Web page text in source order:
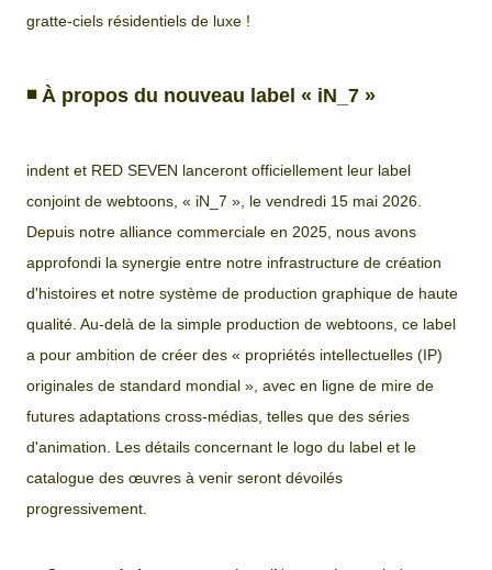
gratte-ciels résidentiels de luxe !
◾️ À propos du nouveau label « iN_7 »
indent et RED SEVEN lanceront officiellement leur label
conjoint de webtoons, « iN_7 », le vendredi 15 mai 2026.
Depuis notre alliance commerciale en 2025, nous avons
approfondi la synergie entre notre infrastructure de création
d'histoires et notre système de production graphique de haute
qualité. Au-delà de la simple production de webtoons, ce label
a pour ambition de créer des « propriétés intellectuelles (IP)
originales de standard mondial », avec en ligne de mire de
futures adaptations cross-médias, telles que des séries
d'animation. Les détails concernant le logo du label et le
catalogue des œuvres à venir seront dévoilés
progressivement.